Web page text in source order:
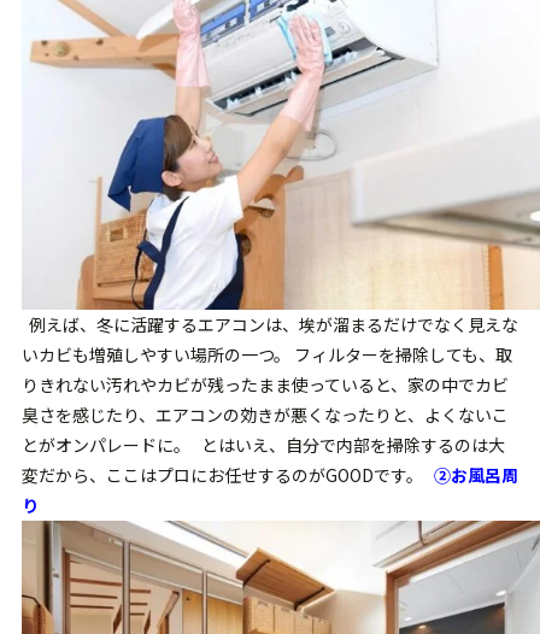
例えば、冬に活躍するエアコンは、埃が溜まるだけでなく見えな
いカビも増殖しやすい場所の一つ。 フィルターを掃除しても、取
りきれない汚れやカビが残ったまま使っていると、家の中でカビ
臭さを感じたり、エアコンの効きが悪くなったりと、よくないこ
とがオンパレードに。 とはいえ、自分で内部を掃除するのは大
変だから、ここはプロにお任せするのがGOODです。 ②お風呂周
り